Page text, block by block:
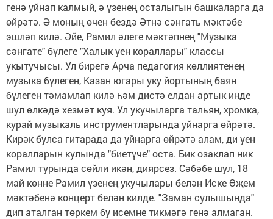
генә уйнап калмый, ә үзенең осталыгын башкаларга да
өйрәтә. Ә моның өчен бездә Әтнә сәнгать мәктәбе
эшләп килә. Әйе, Рамил әлеге мәктәпнең "Музыка
сәнгате" бүлеге "Халык уен кораллары" классы
укытучысы. Ул бирегә Арча педагогия көллиятенең
музыка бүлеген, Казан югары уку йортының баян
бүлеген тәмамлап килә һәм дистә елдан артык инде
шул өлкәдә хезмәт куя. Ул укучыларга тальян, хромка,
курай музыкаль инструментларында уйнарга өйрәтә.
Кирәк булса гитарада да уйнарга өйрәтә алам, ди уен
коралларын кулында "биетүче" оста. Бик озаклап ник
Рамил турында сөйли икән, диярсез. Сәбәбе шул, 18
май көнне Рамил үзенең укучылары белән Иске Өҗем
мәктәбенә концерт белән килде. "Заман сулышында"
дип аталган төркем бу исемне тикмәгә генә алмаган.